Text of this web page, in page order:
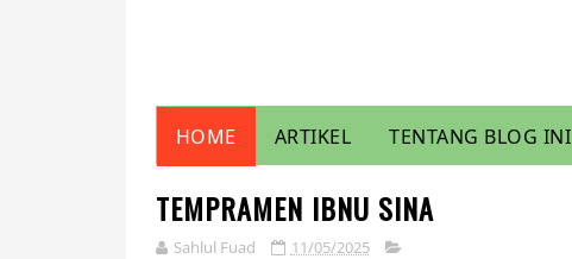
HOME ARTIKEL TENTANG BLOG INI
TEMPRAMEN IBNU SINA
Sahlul Fuad 11/05/2025